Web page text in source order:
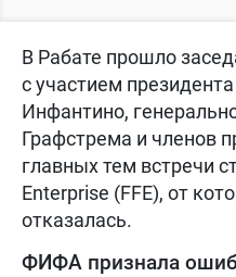
В Рабате прошло
с участием
Инфантино,
Графстрема и членов
главных тем встречи
Enterprise (FFE), от
отказалась.
ФИФА признала